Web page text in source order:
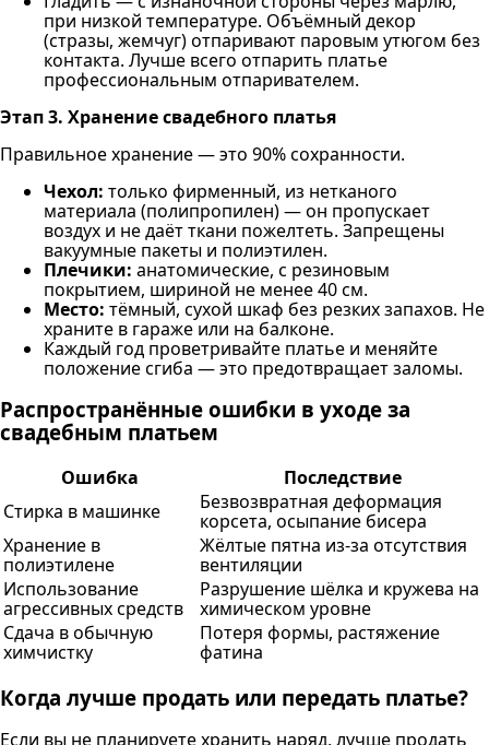
при низкой температуре. Объёмный декор
(стразы, жемчуг) отпаривают паровым утюгом без
контакта. Лучше всего отпарить платье
профессиональным отпаривателем.
Этап 3. Хранение свадебного платья
Правильное хранение — это 90% сохранности.
Чехол: только фирменный, из нетканого
материала (полипропилен) — он пропускает
воздух и не даёт ткани пожелтеть. Запрещены
вакуумные пакеты и полиэтилен.
Плечики: анатомические, с резиновым
покрытием, шириной не менее 40 см.
Место: тёмный, сухой шкаф без резких запахов. Не
храните в гараже или на балконе.
Каждый год проветривайте платье и меняйте
положение сгиба — это предотвращает заломы.
Распространённые ошибки в уходе за
свадебным платьем
Ошибка
Последствие
Стирка в машинке
Безвозвратная деформация
корсета, осыпание бисера
Хранение в
полиэтилене
Жёлтые пятна из-за отсутствия
вентиляции
Использование
агрессивных средств
Разрушение шёлка и кружева на
химическом уровне
Сдача в обычную
химчистку
Потеря формы, растяжение
фатина
Когда лучше продать или передать платье?
Если вы не планируете хранить наряд, лучше продать